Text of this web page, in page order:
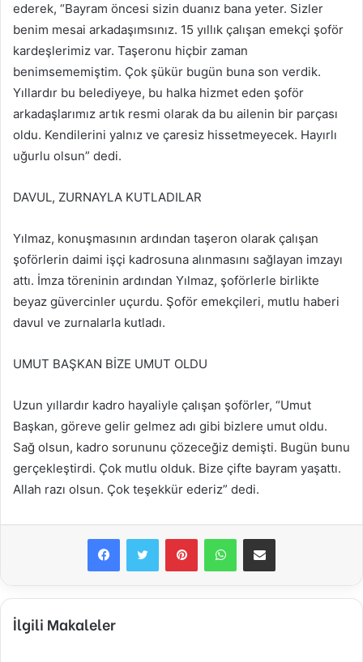
ederek, “Bayram öncesi sizin duanız bana yeter. Sizler
benim mesai arkadaşımsınız. 15 yıllık çalışan emekçi şoför
kardeşlerimiz var. Taşeronu hiçbir zaman
benimsememiştim. Çok şükür bugün buna son verdik.
Yıllardır bu belediyeye, bu halka hizmet eden şoför
arkadaşlarımız artık resmi olarak da bu ailenin bir parçası
oldu. Kendilerini yalnız ve çaresiz hissetmeyecek. Hayırlı
uğurlu olsun” dedi.
DAVUL, ZURNAYLA KUTLADILAR
Yılmaz, konuşmasının ardından taşeron olarak çalışan
şoförlerin daimi işçi kadrosuna alınmasını sağlayan imzayı
attı. İmza töreninin ardından Yılmaz, şoförlerle birlikte
beyaz güvercinler uçurdu. Şoför emekçileri, mutlu haberi
davul ve zurnalarla kutladı.
UMUT BAŞKAN BİZE UMUT OLDU
Uzun yıllardır kadro hayaliyle çalışan şoförler, “Umut
Başkan, göreve gelir gelmez adı gibi bizlere umut oldu.
Sağ olsun, kadro sorununu çözeceğiz demişti. Bugün bunu
gerçekleştirdi. Çok mutlu olduk. Bize çifte bayram yaşattı.
Allah razı olsun. Çok teşekkür ederiz” dedi.
FacebookTwitter PinterestWhatsAppE-Posta ile paylaş
İlgili Makaleler